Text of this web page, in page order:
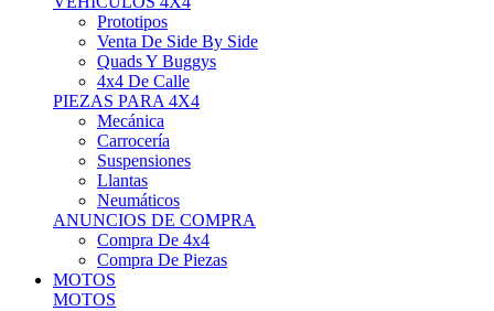
Venta De Side By Side
Quads Y Buggys
4x4 De Calle
PIEZAS PARA 4X4
Mecánica
Carrocería
Suspensiones
Llantas
Neumáticos
ANUNCIOS DE COMPRA
Compra De 4x4
Compra De Piezas
MOTOS
MOTOS
Motos De Circuito